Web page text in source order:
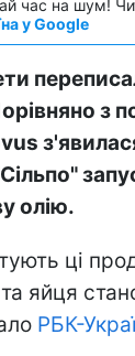
час на шум!
у Google
з
олію.
ці
та яйця
РБК-